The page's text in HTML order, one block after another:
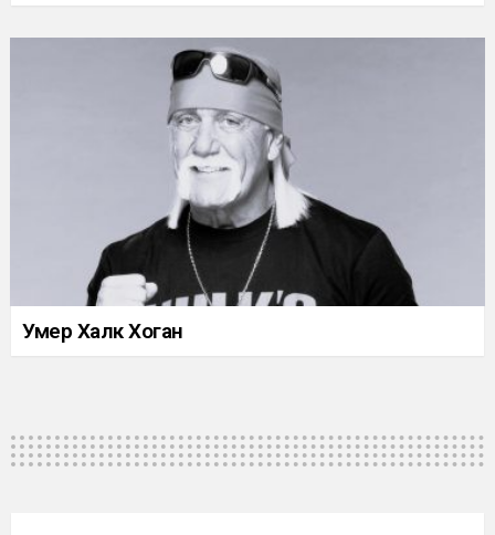
Умер Халк Хоган